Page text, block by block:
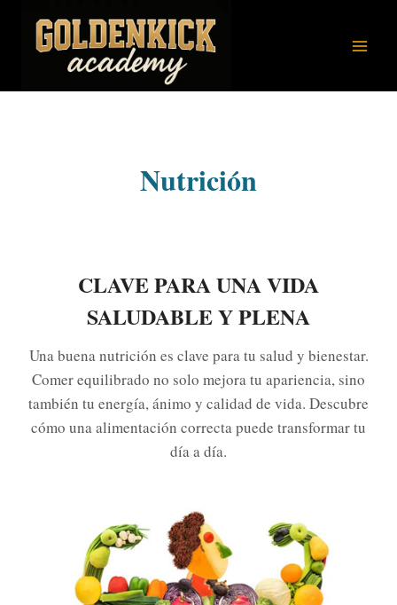
contenido
Nutrición
CLAVE PARA UNA VIDA
SALUDABLE Y PLENA
Una buena nutrición es clave para tu salud y bienestar.
Comer equilibrado no solo mejora tu apariencia, sino
también tu energía, ánimo y calidad de vida. Descubre
cómo una alimentación correcta puede transformar tu
día a día.